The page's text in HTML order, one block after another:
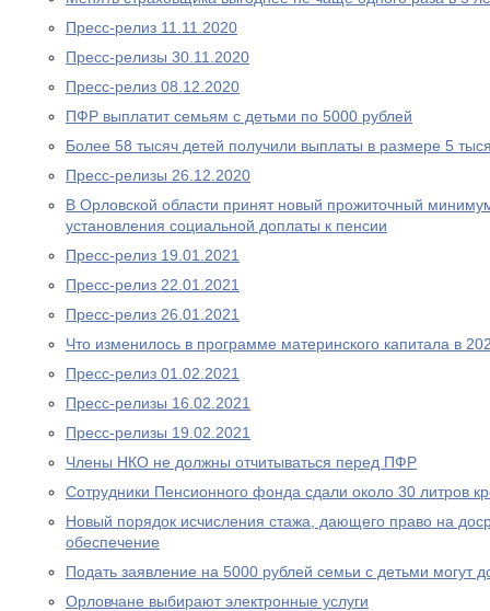
Пресс-релиз 11.11.2020
Пресс-релизы 30.11.2020
Пресс-релиз 08.12.2020
ПФР выплатит семьям с детьми по 5000 рублей
Более 58 тысяч детей получили выплаты в размере 5
Пресс-релизы 26.12.2020
В Орловской области принят новый прожиточный
установления социальной доплаты к пенсии
Пресс-релиз 19.01.2021
Пресс-релиз 22.01.2021
Пресс-релиз 26.01.2021
Что изменилось в программе материнского капитала в
Пресс-релиз 01.02.2021
Пресс-релизы 16.02.2021
Пресс-релизы 19.02.2021
Члены НКО не должны отчитываться перед ПФР
Сотрудники Пенсионного фонда сдали около 30 литров
Новый порядок исчисления стажа, дающего право на
обеспечение
Подать заявление на 5000 рублей семьи с детьми могут
Орловчане выбирают электронные услуги